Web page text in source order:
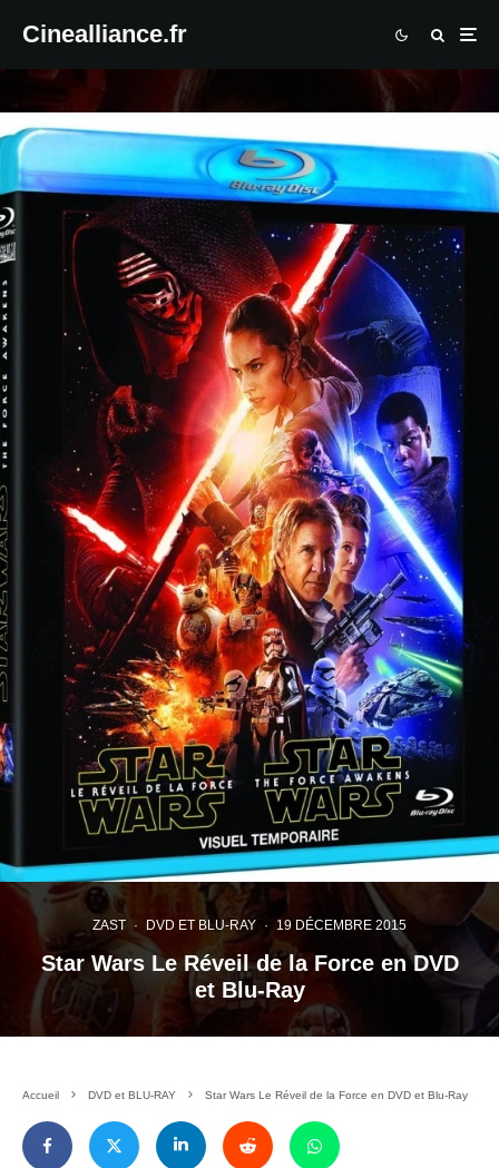
Cinealliance.fr
ZAST · DVD ET BLU-RAY · 19 DÉCEMBRE 2015
Star Wars Le Réveil de la Force en DVD
et Blu-Ray
Accueil DVD et BLU-RAY Star Wars Le Réveil de la Force en DVD et Blu-Ray